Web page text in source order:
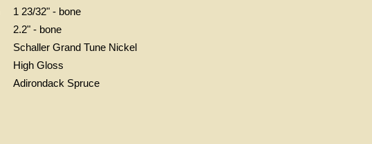
1 23/32" - bone
2.2" - bone
Schaller Grand Tune Nickel
High Gloss
Adirondack Spruce